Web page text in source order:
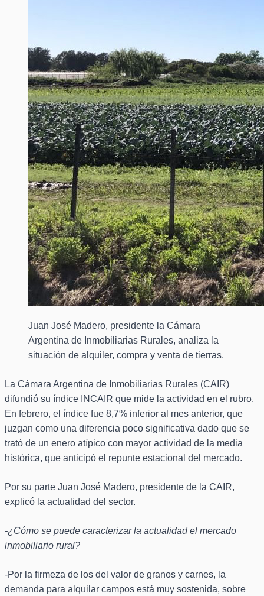
Juan José Madero, presidente la Cámara
Argentina de Inmobiliarias Rurales, analiza la
situación de alquiler, compra y venta de tierras.
La Cámara Argentina de Inmobiliarias Rurales (CAIR)
difundió su índice INCAIR que mide la actividad en el rubro.
En febrero, el índice fue 8,7% inferior al mes anterior, que
juzgan como una diferencia poco significativa dado que se
trató de un enero atípico con mayor actividad de la media
histórica, que anticipó el repunte estacional del mercado.
Por su parte Juan José Madero, presidente de la CAIR,
explicó la actualidad del sector.
-¿Cómo se puede caracterizar la actualidad el mercado
inmobiliario rural?
-Por la firmeza de los del valor de granos y carnes, la
demanda para alquilar campos está muy sostenida, sobre